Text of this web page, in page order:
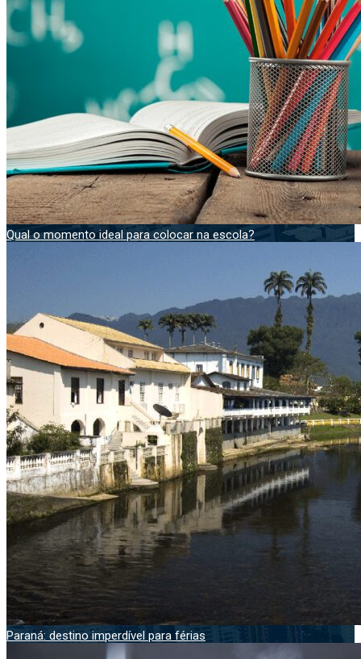
Qual o momento ideal para colocar na escola?
Paraná: destino imperdível para férias